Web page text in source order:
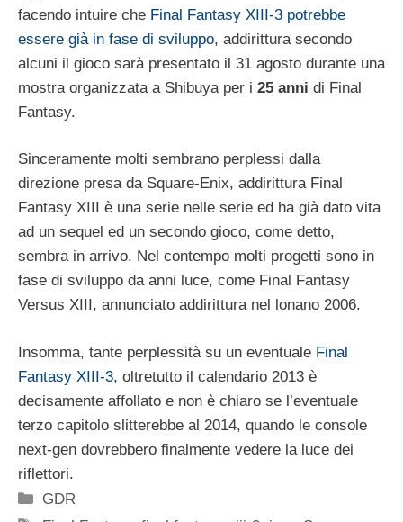
facendo intuire che Final Fantasy XIII-3 potrebbe
essere già in fase di sviluppo, addirittura secondo
alcuni il gioco sarà presentato il 31 agosto durante una
mostra organizzata a Shibuya per i 25 anni di Final
Fantasy.
Sinceramente molti sembrano perplessi dalla
direzione presa da Square-Enix, addirittura Final
Fantasy XIII è una serie nelle serie ed ha già dato vita
ad un sequel ed un secondo gioco, come detto,
sembra in arrivo. Nel contempo molti progetti sono in
fase di sviluppo da anni luce, come Final Fantasy
Versus XIII, annunciato addirittura nel lonano 2006.
Insomma, tante perplessità su un eventuale Final
Fantasy XIII-3, oltretutto il calendario 2013 è
decisamente affollato e non è chiaro se l’eventuale
terzo capitolo slitterebbe al 2014, quando le console
next-gen dovrebbero finalmente vedere la luce dei
riflettori.
Categorie
GDR